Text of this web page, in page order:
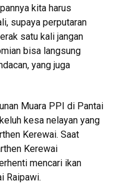
kita harus
supaya perputaran
satu kali jangan
bisa langsung
yang juga
Muara PPI di Pantai
kesa nelayan yang
Kerewai. Saat
Kerewai
mencari ikan
Raipawi.